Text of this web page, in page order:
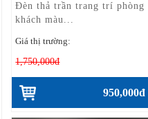
Đèn thả trần trang trí phòng
khách màu...
Giá thị trường:
1,750,000đ
950,000đ